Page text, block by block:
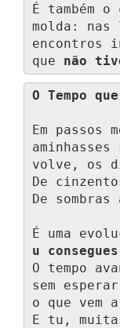
É também o
molda:
encontros
que não
O Tempo
Em passos
aminhasses
volve, os
De
De
É uma
u
O tempo
sem
o que vem
E tu,